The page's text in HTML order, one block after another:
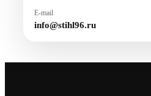
E-mail
info@stihl96.ru